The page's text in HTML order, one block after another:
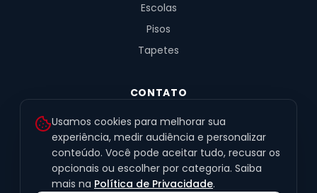
Escolas
Pisos
Tapetes
CONTATO
R. Fernandes de Barros, 491, Sala 4
Alto da XV · Curitiba/PR · 80040-060
(41) 99201-6050
contato@exclusivetapetes.com.br
Usamos cookies para melhorar sua
experiência, medir audiência e personalizar
conteúdo. Você pode aceitar tudo, recusar os
opcionais ou escolher por categoria. Saiba
mais na Política de Privacidade.